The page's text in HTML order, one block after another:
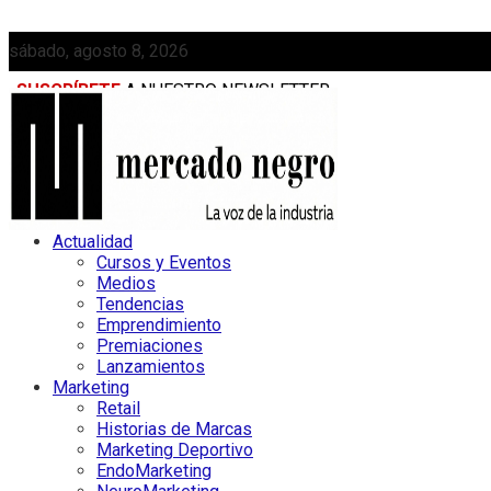
sábado, agosto 8, 2026
SUSCRÍBETE A NUESTRO NEWSLETTER
MEDIAKIT
Actualidad
Cursos y Eventos
Medios
Tendencias
Emprendimiento
Premiaciones
Lanzamientos
Marketing
Retail
Historias de Marcas
Marketing Deportivo
EndoMarketing